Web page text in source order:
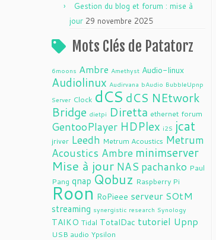
Gestion du blog et forum : mise à
jour 29 novembre 2025
Mots Clés de Patatorz
6moons Ambre Amethyst Audio-linux
Audiolinux Audirvana bAudio BubbleUpnp
Server Clock dCS dCS NEtwork
Bridge dietpi Diretta ethernet forum
GentooPlayer HDPlex i2S jcat
jriver Leedh Metrum Acoustics Metrum
Acoustics Ambre minimserver
Mise à jour NAS pachanko Paul
Pang qnap Qobuz Raspberry Pi
Roon RoPieee serveur SOtM
streaming synergistic research Synology
TAIKO Tidal TotalDac tutoriel Upnp
USB audio Ypsilon